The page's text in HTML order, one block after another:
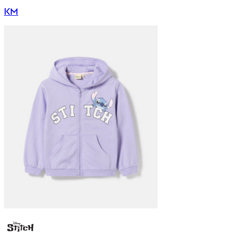
KM